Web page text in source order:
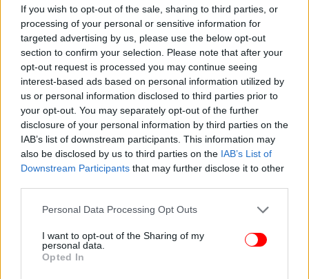
If you wish to opt-out of the sale, sharing to third parties, or
processing of your personal or sensitive information for
targeted advertising by us, please use the below opt-out
section to confirm your selection. Please note that after your
opt-out request is processed you may continue seeing
interest-based ads based on personal information utilized by
us or personal information disclosed to third parties prior to
your opt-out. You may separately opt-out of the further
disclosure of your personal information by third parties on the
IAB’s list of downstream participants. This information may
also be disclosed by us to third parties on the IAB’s List of
Downstream Participants that may further disclose it to other
Please note that this website/app uses one or more Google
not limited to your visit or usage behaviour. You may click to
grant or deny consent to Google and its third-party tags to
use your data for below specified purposes in below Google
Personal Data Processing Opt Outs
I want to opt-out of the Sharing of my
personal data.
Opted In
Τέταρτον, υπάρχει η πιο σκοτεινή πλευρά: οι
θάνατοι και οι πολύ σοβαρές βλάβες που έχουν ήδη
συνδεθεί με την ανεπεξέργαστη χρήση τέτοιων
εργαλείων. Υπάρχουν αναφορές για νέους,
ευάλωτους ανθρώπους που στράφηκαν
αποκλειστικά σε chatbots σε στιγμές κρίσης και αντί
για παραπομπή σε υπηρεσίες έκτακτης ανάγκης ή
ανθρώπινη παρέμβαση, получили λεπτομερείς
οδηγίες για αυτοκαταστροφικές πράξεις.